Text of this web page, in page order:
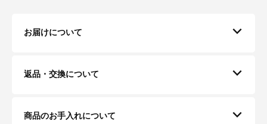
お届けについて
返品・交換について
商品のお手入れについて